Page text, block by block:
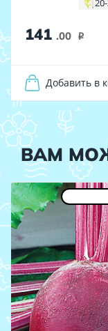
141 .00 i
Добавить в
ВАМ